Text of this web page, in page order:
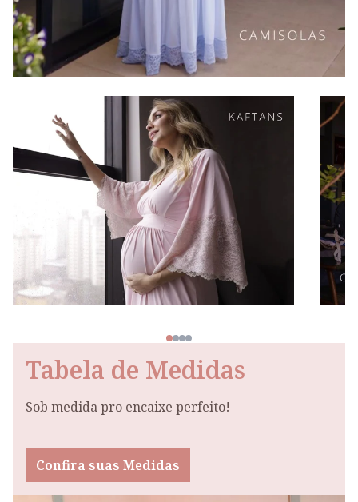
Tabela de Medidas
Sob medida pro encaixe perfeito!
Confira suas Medidas